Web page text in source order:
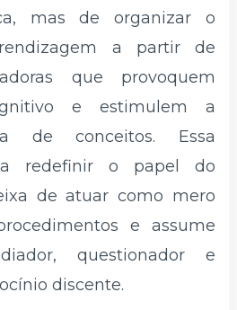
mas de organizar o
a partir de
que provoquem
e estimulem a
de conceitos. Essa
redefinir o papel do
de atuar como mero
e assume
questionador e
discente.